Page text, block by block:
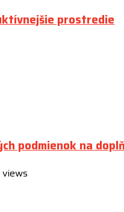
prostredie
podmienok na